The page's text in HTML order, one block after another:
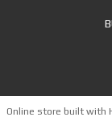
Online store built with